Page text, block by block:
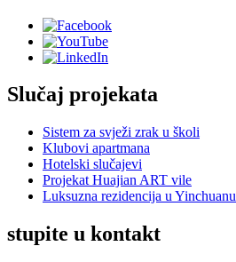
Slučaj projekata
Sistem za svježi zrak u školi
Klubovi apartmana
Hotelski slučajevi
Projekat Huajian ART vile
Luksuzna rezidencija u Yinchuanu
stupite u kontakt